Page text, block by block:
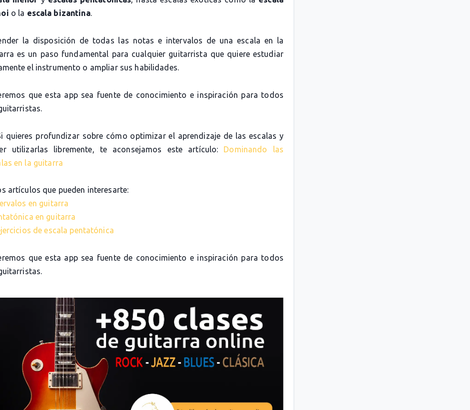
o la escala bizantina.
la disposición de todas las notas e intervalos de una escala en la
es un paso fundamental para cualquier guitarrista que quiere estudiar
el instrumento o ampliar sus habilidades.
que esta app sea fuente de conocimiento e inspiración para todos
quieres profundizar sobre cómo optimizar el aprendizaje de las escalas y
utilizarlas libremente, te aconsejamos este artículo: Dominando las
en la guitarra
artículos que pueden interesarte:
en guitarra
en guitarra
de escala pentatónica
que esta app sea fuente de conocimiento e inspiración para todos